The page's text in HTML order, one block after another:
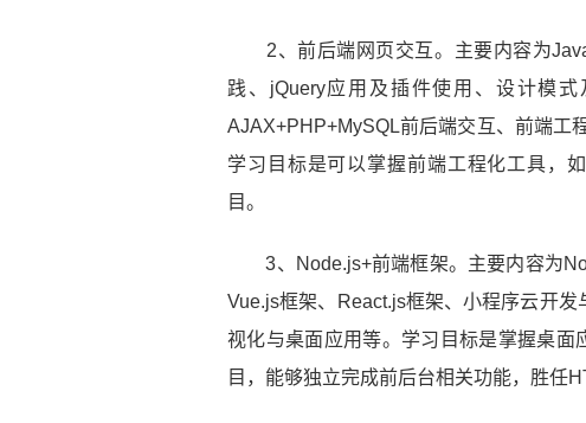
2、前后端网页交互。主要内容为
践、jQuery应用及插件使用、设计模式
AJAX+PHP+MySQL前后端交互、前端工
学习目标是可以掌握前端工程化工具，
目。
3、Node.js+前端框架。主要内容为
Vue.js框架、React.js框架、小程序云开
视化与桌面应用等。学习目标是掌握桌
目，能够独立完成前后台相关功能，胜任